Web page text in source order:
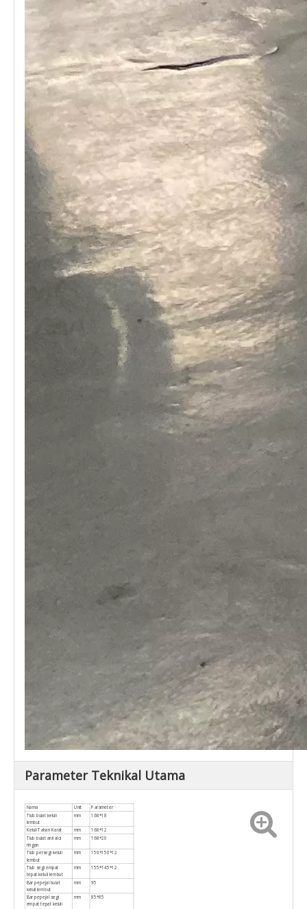
Parameter Teknikal Utama
Nama Unit
Parameter
Tiub bulat keluli
lembut
mm 168*18
Keluli Tahan Karat mm
168*12
Tiub bulat anil aloi
ringan
mm 168*20
Tiub persegi keluli
lembut
mm 150*150*12
Tiub segi empat
tepat keluli lembut
mm 155*145*12
Bar pepejal bulat
keluli lembut
mm 95
Bar pepejal segi
empat tepat keluli
mm 85*85